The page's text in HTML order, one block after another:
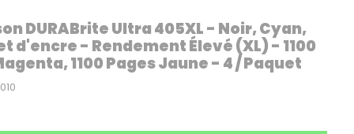
DURABrite Ultra 405XL - Noir, Cyan,
- Rendement Élevé (XL) - 1100
1100 Pages Jaune - 4 / Paquet